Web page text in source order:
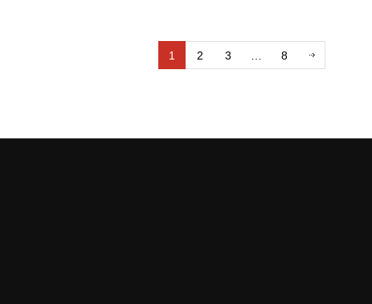
1 2 3 8